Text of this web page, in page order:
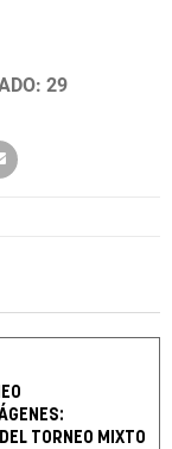
29
TORNEO MIXTO